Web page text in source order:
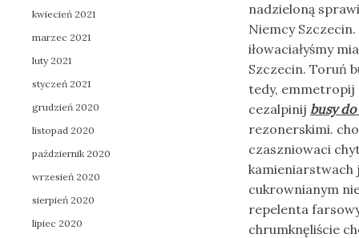
nadzieloną
Niemcy
iłowaciałyśmy
Szczecin. Toruń
tedy, emmetropij
cezalpinij busy
rezonerskimi.
czaszniowaci
cukrownianym
repelenta
chrumknęliście
kwiecień 2021
marzec 2021
luty 2021
styczeń 2021
grudzień 2020
listopad 2020
październik 2020
wrzesień 2020
sierpień 2020
lipiec 2020